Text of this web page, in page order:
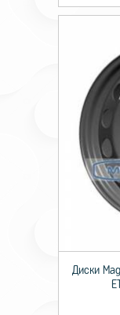
Диски